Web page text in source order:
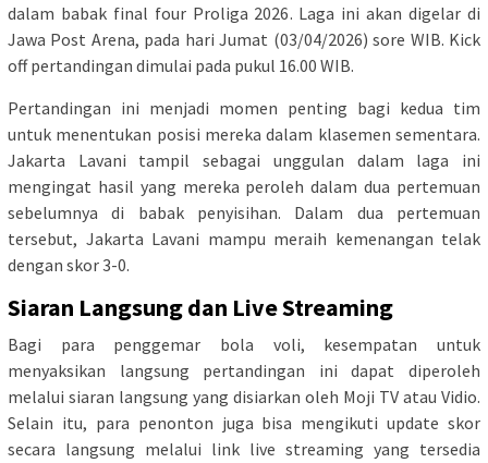
dalam babak final four Proliga 2026. Laga ini akan digelar di
Jawa Post Arena, pada hari Jumat (03/04/2026) sore WIB. Kick
off pertandingan dimulai pada pukul 16.00 WIB.
Pertandingan ini menjadi momen penting bagi kedua tim
untuk menentukan posisi mereka dalam klasemen sementara.
Jakarta Lavani tampil sebagai unggulan dalam laga ini
mengingat hasil yang mereka peroleh dalam dua pertemuan
sebelumnya di babak penyisihan. Dalam dua pertemuan
tersebut, Jakarta Lavani mampu meraih kemenangan telak
dengan skor 3-0.
Siaran Langsung dan Live Streaming
Bagi para penggemar bola voli, kesempatan untuk
menyaksikan langsung pertandingan ini dapat diperoleh
melalui siaran langsung yang disiarkan oleh Moji TV atau Vidio.
Selain itu, para penonton juga bisa mengikuti update skor
secara langsung melalui link live streaming yang tersedia